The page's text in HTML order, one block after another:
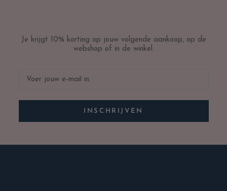
Je krijgt 10% korting op jouw volgende aankoop, op de
webshop of in de winkel.
INSCHRIJVEN